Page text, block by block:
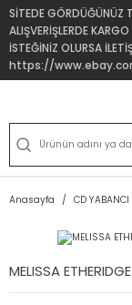
SİTEDE GÖRDÜĞÜNÜZ
ALIŞVERİŞLERDE
İSTEĞİNİZ OLURSA
https://
Anasayfa CD YABANCI
MELISSA